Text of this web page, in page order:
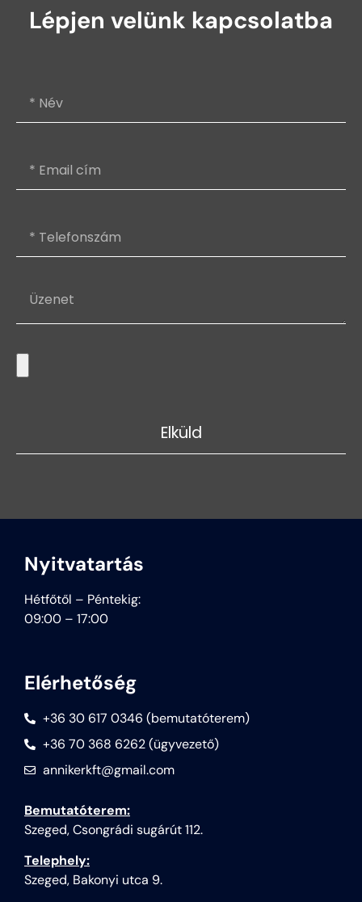
Lépjen velünk kapcsolatba
Elküld
Nyitvatartás
Hétfőtől – Péntekig:
09:00 – 17:00
Elérhetőség
+36 30 617 0346 (bemutatóterem)
+36 70 368 6262 (ügyvezető)
annikerkft@gmail.com
Bemutatóterem:
Szeged, Csongrádi sugárút 112.
Telephely:
Szeged, Bakonyi utca 9.